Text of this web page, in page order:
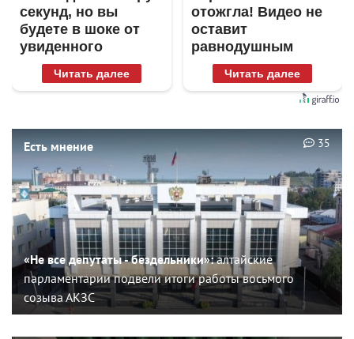
секунд, но вы
будете в шоке от
увиденного
Читать далее
отожгла! Видео не
оставит
равнодушным
Читать далее
Есть мнение
«Не все депутаты - бездельники»:алтайские
парламентарии подвели итоги работы восьмого
созыва АКЗС
35